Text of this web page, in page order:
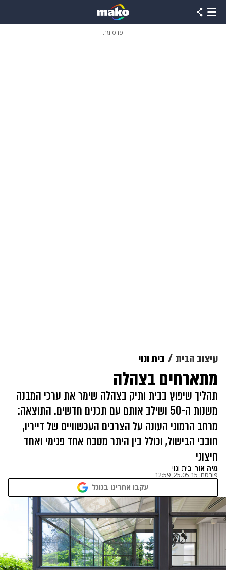
פרסומת
עיצוב הבית בית ונוי
מתארחים בצהלה
תהליך שיפוץ בבית ותיק בצהלה שימר את ערכי המבנה
משנות ה-50 ושילב אותם עם תכנים חדשים. התוצאה:
מרחב הרמוני העונה על הצרכים העכשוויים של דייריו,
חובבי הבישול, וכולל בין היתר מטבח אחד פנימי ואחד
חיצוני
מיה אור בית ונוי
פורסם: 25.05.15, 12:59
עקבו אחרינו בגוגל